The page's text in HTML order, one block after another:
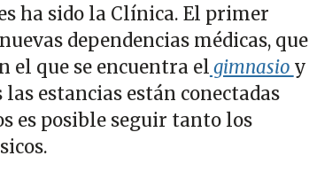
ha sido la Clínica. El primer
dependencias médicas, que
el que se encuentra elgimnasio y
estancias están conectadas
es posible seguir tanto los